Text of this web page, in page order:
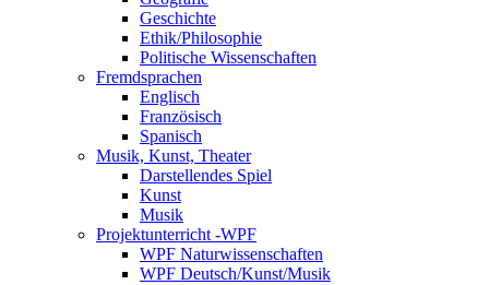
Geschichte
Ethik/Philosophie
Politische Wissenschaften
Fremdsprachen
Englisch
Französisch
Spanisch
Musik, Kunst, Theater
Darstellendes Spiel
Kunst
Musik
Projektunterricht -WPF
WPF Naturwissenschaften
WPF Deutsch/Kunst/Musik